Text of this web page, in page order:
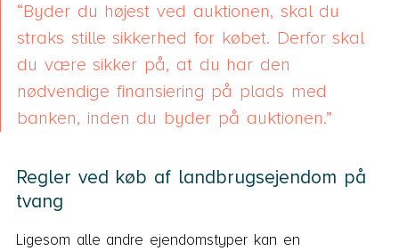
Byder du højest ved auktionen, skal du
straks stille sikkerhed for købet. Derfor skal
du være sikker på, at du har den
nødvendige finansiering på plads med
banken, inden du byder på auktionen.
Regler ved køb af landbrugsejendom på
tvang
Ligesom alle andre ejendomstyper kan en